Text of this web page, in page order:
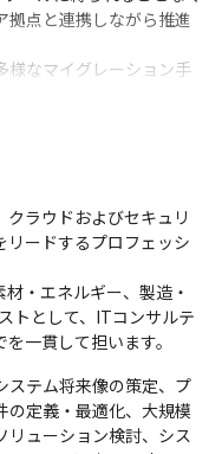
重きを置いて、他の社
と比べて自分がどれ
することを推奨して
問わず）は
メールで気軽に技術
目指して、制度整備
理職員数の割合は
男性の育休取得率は
119日です（2022年3
拠点と連携しながら推進
なマイグレーション手
用した高精度・高速な
たデリバリ手法を習得
ラウドおよびセキュリ
リードするプロフェッシ
・エネルギー、製造・
トとして、ITコンサルテ
一貫して担います。
ステム将来像の策定、プ
の定義・最適化、大規模
リューション検討、シス